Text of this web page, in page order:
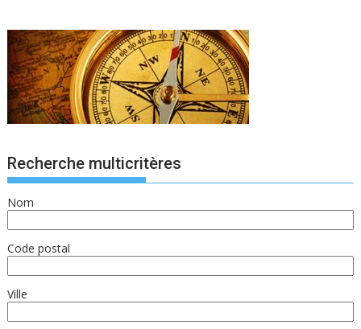
Recherche multicritères
Nom
Code postal
Ville